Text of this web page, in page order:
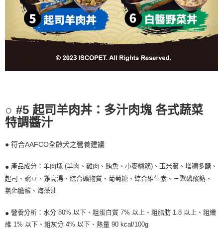
○ #5 起司羊肉丼：多汁肉塊 各式蔬菜
特調醬汁
● 符合AAFCO全齡犬之營養建議
● 產品成分：羊肉塊 (羊肉、雞肉、鮪魚、小麥糊筋)、玉米筍、增稠多醣、
起司、豌豆、雞高湯、綜合礦物質、葡萄糖、綜合維生素、三聚磷酸鈉、
氯化膽鹼、海藻油
● 營養分析：水分 80% 以下、粗蛋白質 7% 以上、粗脂肪 1.8 以上、粗纖
維 1% 以下、粗灰分 4% 以下、熱量 90 kcal/100g